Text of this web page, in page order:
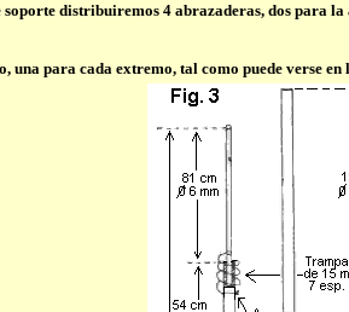
distribuiremos 4 abrazaderas, dos para
para cada extremo, tal como puede verse en